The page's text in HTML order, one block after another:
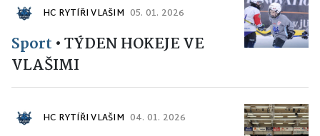
HC RYTÍŘI VLAŠIM 05. 01. 2026
Sport •TÝDEN HOKEJE VE
VLAŠIMI
HC RYTÍŘI VLAŠIM 04. 01. 2026